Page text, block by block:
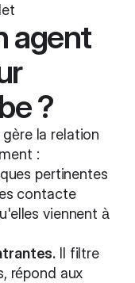
agent
?
gère la relation
:
pertinentes
contacte
viennent à
Il filtre
répond aux